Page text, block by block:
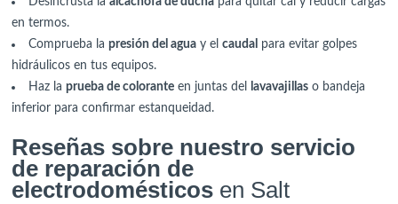
en termos.
Comprueba lapresión del agua y elcaudal para evitar golpes
hidráulicos en tus equipos.
Haz laprueba de colorante en juntas del lavavajillas o bandeja
inferior para confirmar estanqueidad.
Reseñas sobre nuestro servicio
de reparación de
electrodomésticos en Salt